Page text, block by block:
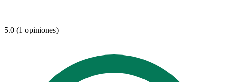
5.0 (1 opiniones)